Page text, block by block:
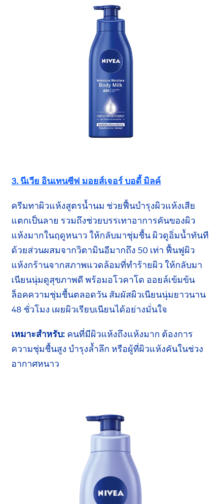
3. นีเวีย อินเทนซีฟ มอยส์เจอร์บอดี้ มิลค์
ครีมทาผิวแห้งสูตรน้ำนม ช่วยฟื้นบำรุงผิวแห้งเสีย
แตกเป็นลาย รวมถึงช่วยบรรเทาอาการคันของผิว
แห้งมากในฤดูหนาว ให้กลับมาชุ่มชื้น ผิวดูอิ่มน้ำทันที
ด้วยส่วนผสมจากวิตามินอีมากถึง 50 เท่า ฟื้นฟูผิว
แห้งกร้านจากสภาพแวดล้อมที่ทำร้ายผิว ให้กลับมา
เนียนนุ่มดูสุขภาพดี พร้อมอโวคาโด ออยล์เข้มข้น
ล็อคความชุ่มชื้นตลอดวัน สัมผัสผิวเนียนนุ่มยาวนาน
48 ชั่วโมง เผยผิวเรียบเนียนได้อย่างมั่นใจ
เหมาะสำหรับ: คนที่มีผิวแห้งถึงแห้งมาก ต้องการ
ความชุ่มชื้นสูง บำรุงล้ำลึก หรือผู้ที่ผิวแห้งคันในช่วง
อากาศหนาว